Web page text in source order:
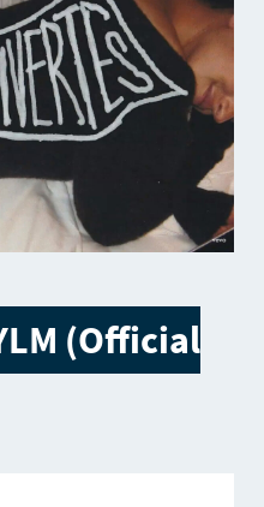
(Official